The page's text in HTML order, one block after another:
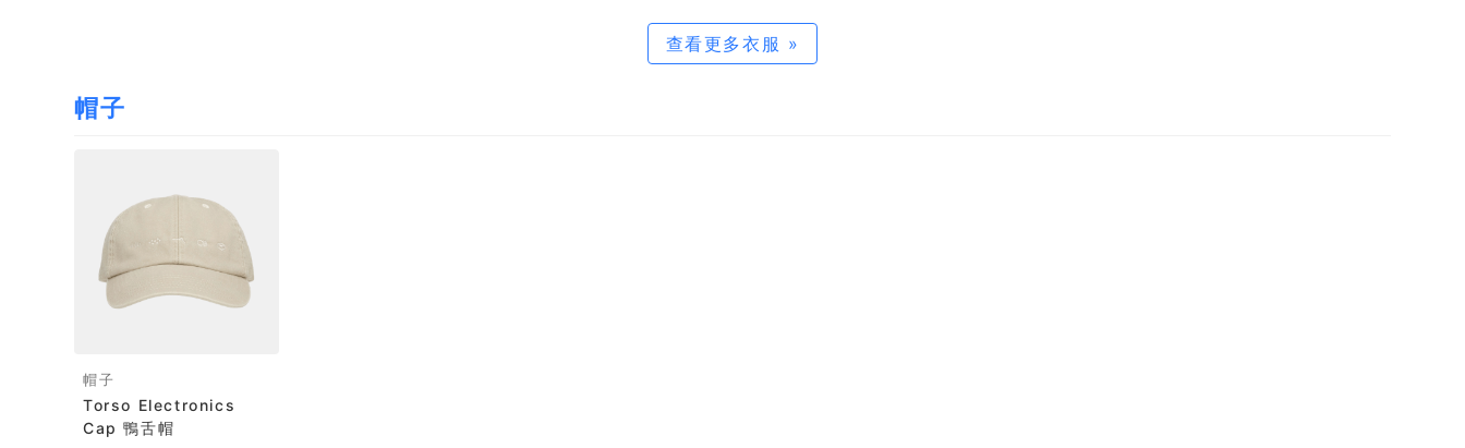
查看更多衣服 »
帽子
帽子
Torso Electronics
Cap 鴨舌帽